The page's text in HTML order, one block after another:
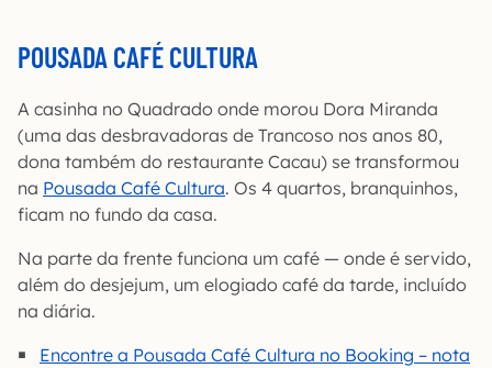
POUSADA CAFÉ CULTURA
A casinha no Quadrado onde morou Dora Miranda
(uma das desbravadoras de Trancoso nos anos 80,
dona também do restaurante Cacau) se transformou
na Pousada Café Cultura. Os 4 quartos, branquinhos,
ficam no fundo da casa.
Na parte da frente funciona um café — onde é servido,
além do desjejum, um elogiado café da tarde, incluído
na diária.
Encontre a Pousada Café Cultura no Booking – nota